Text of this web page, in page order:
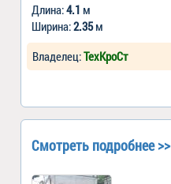
Длина:4.1 м
Ширина:2.35м
Владелец:ТехКроСт
Смотреть подробнее >>